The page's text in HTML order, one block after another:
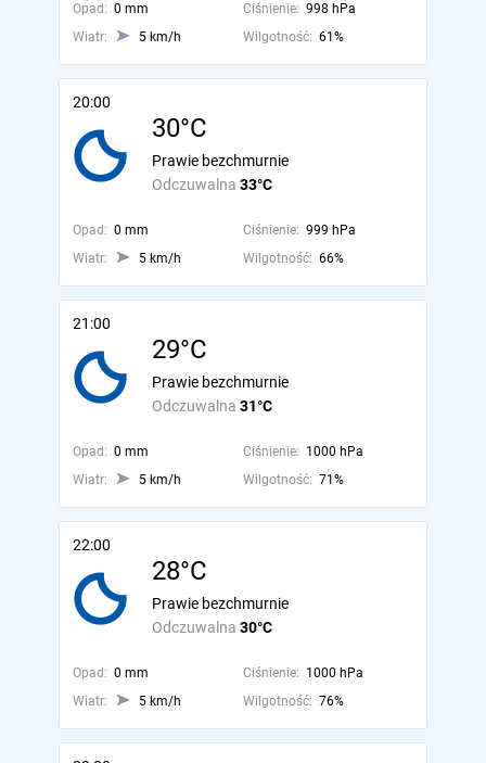
Opad: 0 mm Ciśnienie: 998 hPa
Wiatr:
5 km/h Wilgotność: 61%
20:00
30°C
Odczuwalna 33°C
Prawie bezchmurnie
Opad: 0 mm Ciśnienie: 999 hPa
Wiatr:
5 km/h Wilgotność: 66%
21:00
29°C
Odczuwalna 31°C
Prawie bezchmurnie
Opad: 0 mm Ciśnienie: 1000 hPa
Wiatr:
5 km/h Wilgotność: 71%
22:00
28°C
Odczuwalna 30°C
Prawie bezchmurnie
Opad: 0 mm Ciśnienie: 1000 hPa
Wiatr:
5 km/h Wilgotność: 76%